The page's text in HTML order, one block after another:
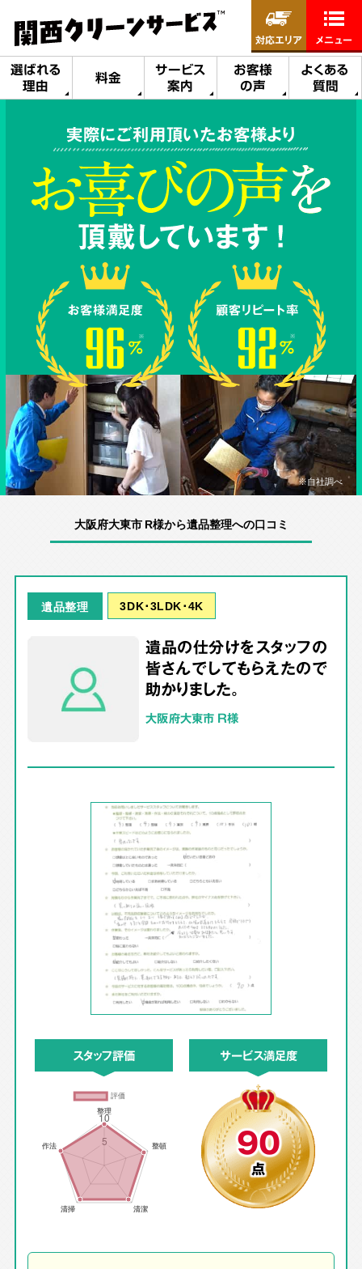
選ばれる
理由
料金
サービス
案内
お客様
の声
よくある
質問
対応エリア メニュー
実際にご利用頂いたお客様より
※自社調べ
大阪府大東市 R様から遺品整理への口コミ
遺品整理 3DK･3LDK･4K
遺品の仕分けをスタッフの
皆さんでしてもらえたので
助かりました。
大阪府大東市 R様
スタッフ評価 サービス満足度
90
点